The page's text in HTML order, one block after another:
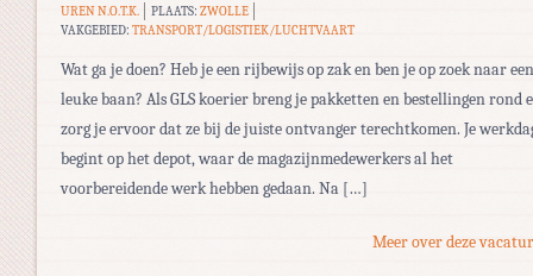
UREN N.O.T.K. PLAATS: ZWOLLE
VAKGEBIED: TRANSPORT/LOGISTIEK/LUCHTVAART
Wat ga je doen? Heb je een rijbewijs op zak en ben je op zoek naar een
leuke baan? Als GLS koerier breng je pakketten en bestellingen rond
zorg je ervoor dat ze bij de juiste ontvanger terechtkomen. Je
begint op het depot, waar de magazijnmedewerkers al het
voorbereidende werk hebben gedaan. Na […]
Meer over deze